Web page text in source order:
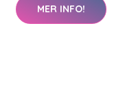
MER INFO!